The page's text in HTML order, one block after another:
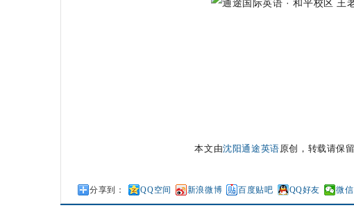
本文由沈阳通途英语原创，转载请保
分享到： QQ空间 新浪微博 百度贴吧 QQ好友 微信